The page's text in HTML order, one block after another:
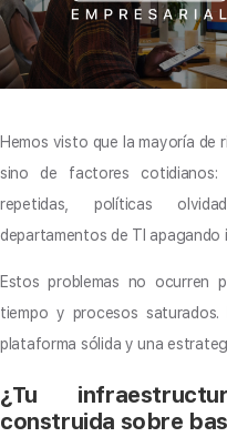
Hemos visto que la mayoría de
sino de factores cotidianos:
repetidas, políticas
departamentos de TI apagando
Estos problemas no ocurren
tiempo y procesos
plataforma sólida y una
¿Tu
construida sobre